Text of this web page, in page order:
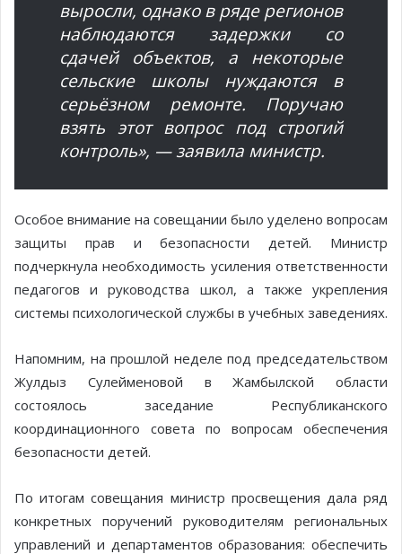
выросли, однако в ряде регионов
наблюдаются задержки со
сдачей объектов, а некоторые
сельские школы нуждаются в
серьёзном ремонте. Поручаю
взять этот вопрос под строгий
контроль», — заявила министр.
Особое внимание на совещании было уделено вопросам
защиты прав и безопасности детей. Министр
подчеркнула необходимость усиления ответственности
педагогов и руководства школ, а также укрепления
системы психологической службы в учебных заведениях.
Напомним, на прошлой неделе под председательством
Жулдыз Сулейменовой в Жамбылской области
состоялось заседание Республиканского
координационного совета по вопросам обеспечения
безопасности детей.
По итогам совещания министр просвещения дала ряд
конкретных поручений руководителям региональных
управлений и департаментов образования: обеспечить